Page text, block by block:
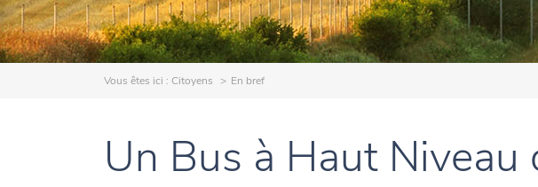
Vous êtes ici : Citoyens En bref
Un Bus à Haut Niveau